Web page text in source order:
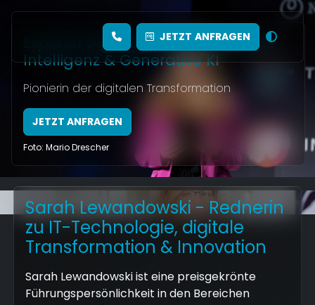
JETZT ANFRAGEN
Expertin Digitalisierung, Künstliche
Intelligenz & Generative KI
Pionierin der digitalen Transformation
JETZT ANFRAGEN
Foto: Mario Drescher
Foto: Mario Drescher
Sarah Lewandowski - Rednerin
zu IT-Technologie, digitale
Transformation & Innovation
Sarah Lewandowski ist eine preisgekrönte
Führungspersönlichkeit in den Bereichen